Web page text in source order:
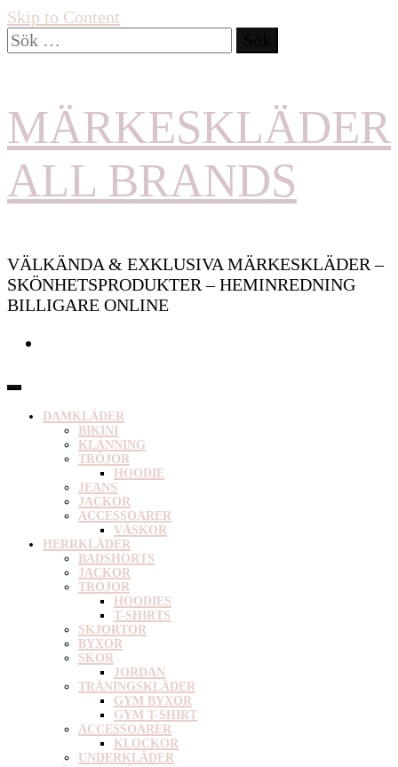
Skip to Content
Sök
efter:
MÄRKESKLÄDER
ALL BRANDS
VÄLKÄNDA & EXKLUSIVA MÄRKESKLÄDER –
SKÖNHETSPRODUKTER – HEMINREDNING
BILLIGARE ONLINE
DAMKLÄDER
BIKINI
KLÄNNING
TRÖJOR
HOODIE
JEANS
JACKOR
ACCESSOARER
VÄSKOR
HERRKLÄDER
BADSHORTS
JACKOR
TRÖJOR
HOODIES
T-SHIRTS
SKJORTOR
BYXOR
SKOR
JORDAN
TRÄNINGSKLÄDER
GYM BYXOR
GYM T-SHIRT
ACCESSOARER
KLOCKOR
UNDERKLÄDER